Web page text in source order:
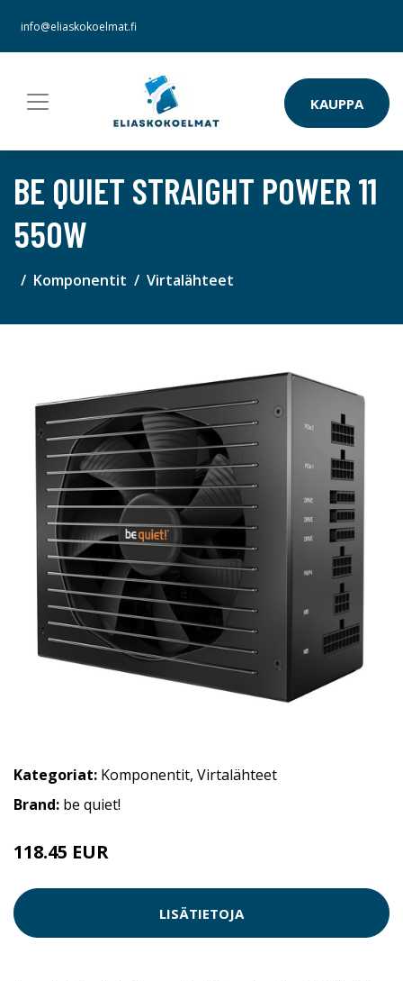
info@eliaskokoelmat.fi
KAUPPA
BE QUIET STRAIGHT POWER 11
550W
Komponentit Virtalähteet
Kategoriat: Komponentit, Virtalähteet
Brand: be quiet!
118.45 EUR
LISÄTIETOJA